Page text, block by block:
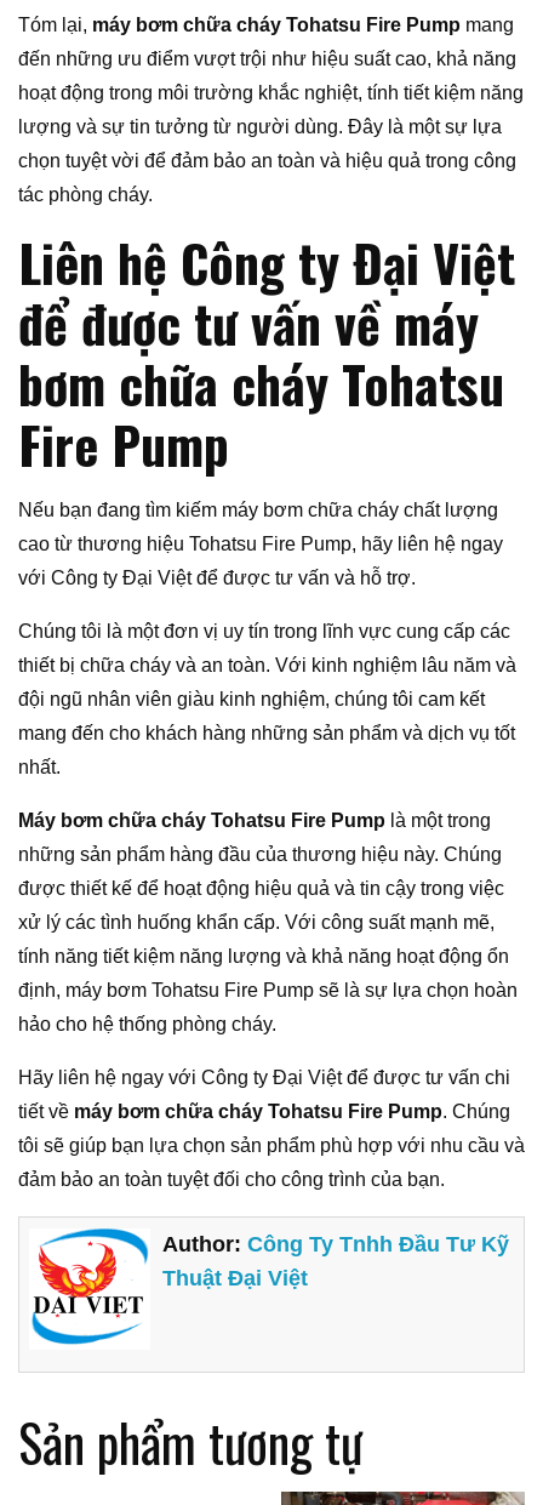
Tóm lại, máy bơm chữa cháy Tohatsu Fire Pump mang
đến những ưu điểm vượt trội như hiệu suất cao, khả năng
hoạt động trong môi trường khắc nghiệt, tính tiết kiệm năng
lượng và sự tin tưởng từ người dùng. Đây là một sự lựa
chọn tuyệt vời để đảm bảo an toàn và hiệu quả trong công
tác phòng cháy.
Liên hệ Công ty Đại Việt
để được tư vấn về máy
bơm chữa cháy Tohatsu
Fire Pump
Nếu bạn đang tìm kiếm máy bơm chữa cháy chất lượng
cao từ thương hiệu Tohatsu Fire Pump, hãy liên hệ ngay
với Công ty Đại Việt để được tư vấn và hỗ trợ.
Chúng tôi là một đơn vị uy tín trong lĩnh vực cung cấp các
thiết bị chữa cháy và an toàn. Với kinh nghiệm lâu năm và
đội ngũ nhân viên giàu kinh nghiệm, chúng tôi cam kết
mang đến cho khách hàng những sản phẩm và dịch vụ tốt
nhất.
Máy bơm chữa cháy Tohatsu Fire Pump là một trong
những sản phẩm hàng đầu của thương hiệu này. Chúng
được thiết kế để hoạt động hiệu quả và tin cậy trong việc
xử lý các tình huống khẩn cấp. Với công suất mạnh mẽ,
tính năng tiết kiệm năng lượng và khả năng hoạt động ổn
định, máy bơm Tohatsu Fire Pump sẽ là sự lựa chọn hoàn
hảo cho hệ thống phòng cháy.
Hãy liên hệ ngay với Công ty Đại Việt để được tư vấn chi
tiết về máy bơm chữa cháy Tohatsu Fire Pump. Chúng
tôi sẽ giúp bạn lựa chọn sản phẩm phù hợp với nhu cầu và
đảm bảo an toàn tuyệt đối cho công trình của bạn.
Author:Công Ty Tnhh Đầu Tư Kỹ
Thuật Đại Việt
Sản phẩm tương tự